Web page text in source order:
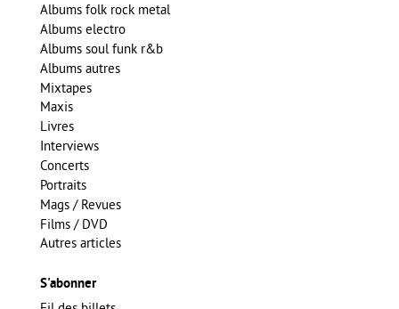
Albums folk rock metal
Albums electro
Albums soul funk r&b
Albums autres
Mixtapes
Maxis
Livres
Interviews
Concerts
Portraits
Mags / Revues
Films / DVD
Autres articles
S'abonner